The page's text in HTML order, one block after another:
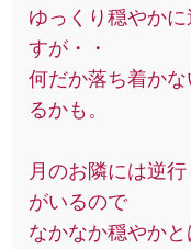
ゆっくり穏やか
すが・・
何だか落ち着か
るかも。
月のお隣には逆
がいるので
なかなか穏やかと